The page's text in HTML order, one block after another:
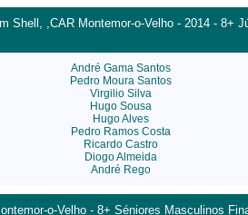
Shell, ,CAR Montemor-o-Velho - 2014 - 8+
André Gama Santos
Pedro Moura Santos
Virgilio Silva
Hugo Sousa
Hugo Alves
Pedro Ramos Costa
Ricardo Castro
Diogo Almeida
André Rego
o-Velho - 8+ Séniores Masculinos